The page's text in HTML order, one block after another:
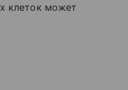
клеток может